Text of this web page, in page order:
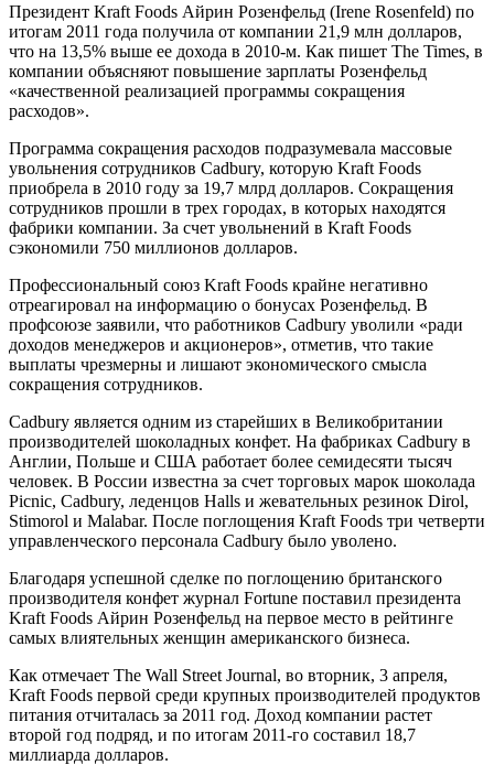
Президент Kraft Foods Айрин Розенфельд (Irene Rosenfeld) по
итогам 2011 года получила от компании 21,9 млн долларов,
что на 13,5% выше ее дохода в 2010-м. Как пишет The Times, в
компании объясняют повышение зарплаты Розенфельд
«качественной реализацией программы сокращения
расходов».
Программа сокращения расходов подразумевала массовые
увольнения сотрудников Cadbury, которую Kraft Foods
приобрела в 2010 году за 19,7 млрд долларов. Сокращения
сотрудников прошли в трех городах, в которых находятся
фабрики компании. За счет увольнений в Kraft Foods
сэкономили 750 миллионов долларов.
Профессиональный союз Kraft Foods крайне негативно
отреагировал на информацию о бонусах Розенфельд. В
профсоюзе заявили, что работников Cadbury уволили «ради
доходов менеджеров и акционеров», отметив, что такие
выплаты чрезмерны и лишают экономического смысла
сокращения сотрудников.
Cadbury является одним из старейших в Великобритании
производителей шоколадных конфет. На фабриках Cadbury в
Англии, Польше и США работает более семидесяти тысяч
человек. В России известна за счет торговых марок шоколада
Picnic, Cadbury, леденцов Halls и жевательных резинок Dirol,
Stimorol и Malabar. После поглощения Kraft Foods три четверти
управленческого персонала Cadbury было уволено.
Благодаря успешной сделке по поглощению британского
производителя конфет журнал Fortune поставил президента
Kraft Foods Айрин Розенфельд на первое место в рейтинге
самых влиятельных женщин американского бизнеса.
Как отмечает The Wall Street Journal, во вторник, 3 апреля,
Kraft Foods первой среди крупных производителей продуктов
питания отчиталась за 2011 год. Доход компании растет
второй год подряд, и по итогам 2011-го составил 18,7
миллиарда долларов.